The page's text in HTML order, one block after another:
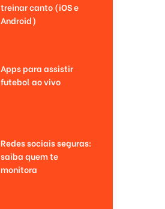
treinar canto (iOS e
Android)
Apps para assistir
futebol ao vivo
Redes sociais seguras:
saiba quem te
monitora